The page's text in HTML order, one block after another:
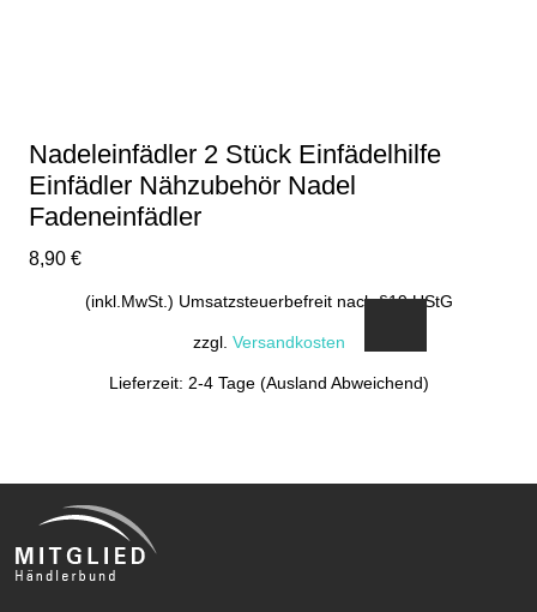
Nadeleinfädler 2 Stück Einfädelhilfe
Einfädler Nähzubehör Nadel
Fadeneinfädler
8,90 €
(inkl.MwSt.) Umsatzsteuerbefreit nach §19 UStG
zzgl. Versandkosten
Lieferzeit: 2-4 Tage (Ausland Abweichend)